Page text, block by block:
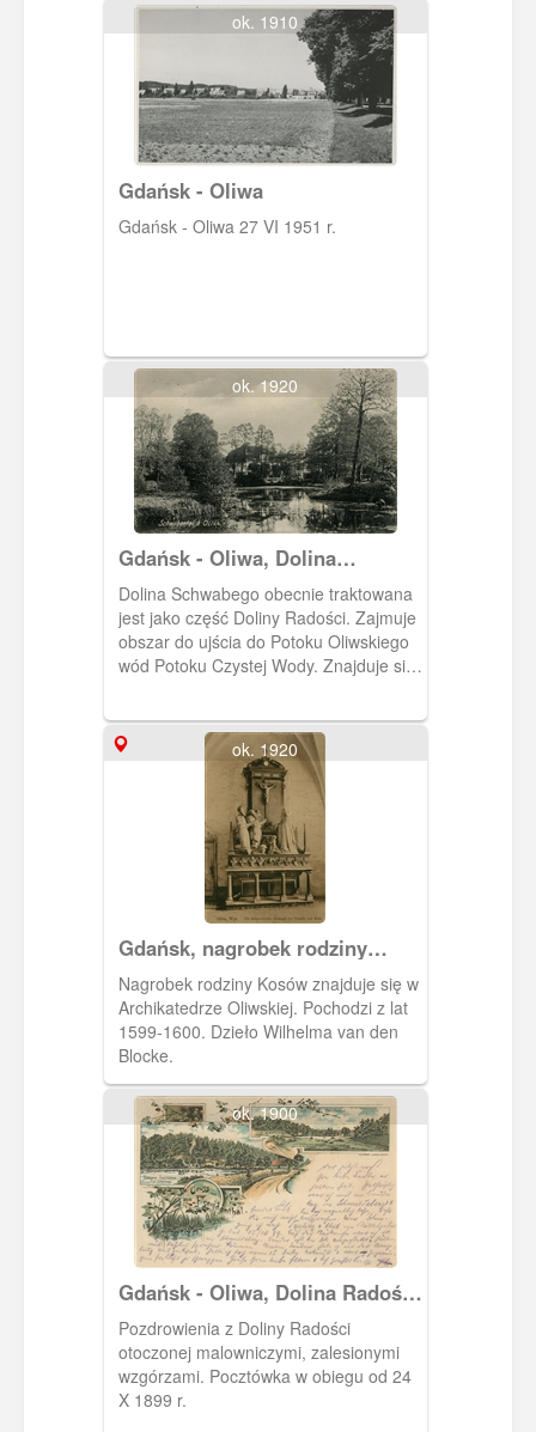
ok. 1910
Gdańsk - Oliwa
Gdańsk - Oliwa 27 VI 1951 r.
ok. 1920
Gdańsk - Oliwa, Dolina
Schwabego (Schwabental)
Dolina Schwabego obecnie traktowana
jest jako część Doliny Radości. Zajmuje
obszar do ujścia do Potoku Oliwskiego
wód Potoku Czystej Wody. Znajduje się
restauracja (właściciel Hugo Mrozek).
Obecnie znajduje się w nim też
restauracja pod nazwą Dwór Oliwski.
Pocztówka w obiegu od 20 V 1929 r.
ok. 1920
Gdańsk, nagrobek rodziny
Kosów
Nagrobek rodziny Kosów znajduje się w
Archikatedrze Oliwskiej. Pochodzi z lat
1599-1600. Dzieło Wilhelma van den
Blocke.
ok. 1900
Gdańsk - Oliwa, Dolina Radości
(Freudental)
Pozdrowienia z Doliny Radości
otoczonej malowniczymi, zalesionymi
wzgórzami. Pocztówka w obiegu od 24
X 1899 r.